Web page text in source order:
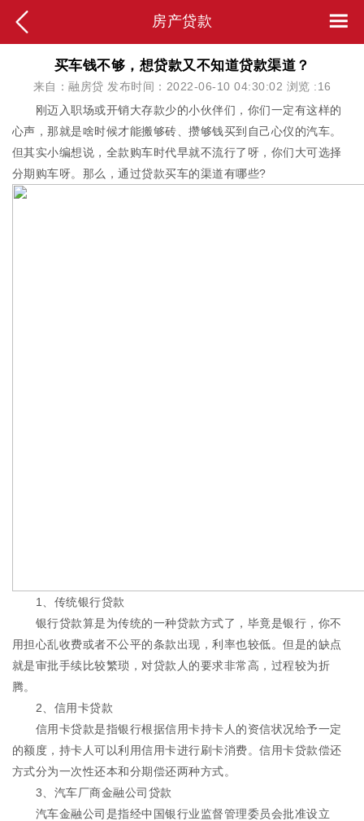
房产贷款
买车钱不够，想贷款又不知道贷款渠道？
来自：融房贷 发布时间：2022-06-10 04:30:02 浏览 :16
刚迈入职场或开销大存款少的小伙伴们，你们一定有这样的
心声，那就是啥时候才能搬够砖、攒够钱买到自己心仪的汽车。
但其实小编想说，全款购车时代早就不流行了呀，你们大可选择
分期购车呀。那么，通过贷款买车的渠道有哪些?
1、传统银行贷款
银行贷款算是为传统的一种贷款方式了，毕竟是银行，你不
用担心乱收费或者不公平的条款出现，利率也较低。但是的缺点
就是审批手续比较繁琐，对贷款人的要求非常高，过程较为折
腾。
2、信用卡贷款
信用卡贷款是指银行根据信用卡持卡人的资信状况给予一定
的额度，持卡人可以利用信用卡进行刷卡消费。信用卡贷款偿还
方式分为一次性还本和分期偿还两种方式。
3、汽车厂商金融公司贷款
汽车金融公司是指经中国银行业监督管理委员会批准设立